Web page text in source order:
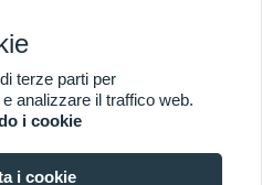
sulla riservatezza
terze parti per
analizzare il traffico web.
i cookie
i cookie